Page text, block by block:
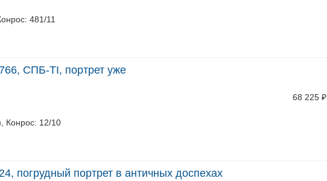
481/11
СПБ-TI, портрет уже
Конрос: 12/10
68 225 ₽
погрудный портрет в античных доспехах